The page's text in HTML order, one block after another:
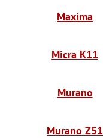
Maxima
Micra K11
Murano
Murano Z51